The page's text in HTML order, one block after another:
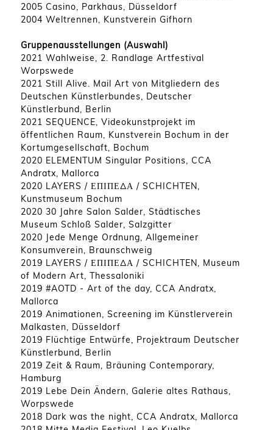
2005 Casino, Parkhaus, Düsseldorf
2004 Weltrennen, Kunstverein Gifhorn
Gruppenausstellungen (Auswahl)
2021 Wahlweise, 2. Randlage Artfestival
Worpswede
2021 Still Alive. Mail Art von Mitgliedern des
Deutschen Künstlerbundes, Deutscher
Künstlerbund, Berlin
2021 SEQUENCE, Videokunstprojekt im
öffentlichen Raum, Kunstverein Bochum in der
Kortumgesellschaft, Bochum
2020 ELEMENTUM Singular Positions, CCA
Andratx, Mallorca
2020 LAYERS / ΕΠΙΠΕΔΑ / SCHICHTEN,
Kunstmuseum Bochum
2020 30 Jahre Salon Salder, Städtisches
Museum Schloß Salder, Salzgitter
2020 Jede Menge Ordnung, Allgemeiner
Konsumverein, Braunschweig
2019 LAYERS / ΕΠΙΠΕΔΑ / SCHICHTEN, Museum
of Modern Art, Thessaloniki
2019 #AOTD - Art of the day, CCA Andratx,
Mallorca
2019 Animationen, Screening im Künstlerverein
Malkasten, Düsseldorf
2019 Flüchtige Entwürfe, Projektraum Deutscher
Künstlerbund, Berlin
2019 Zeit & Raum, Bräuning Contemporary,
Hamburg
2019 Lebe Dein Ändern, Galerie altes Rathaus,
Worpswede
2018 Dark was the night, CCA Andratx, Mallorca